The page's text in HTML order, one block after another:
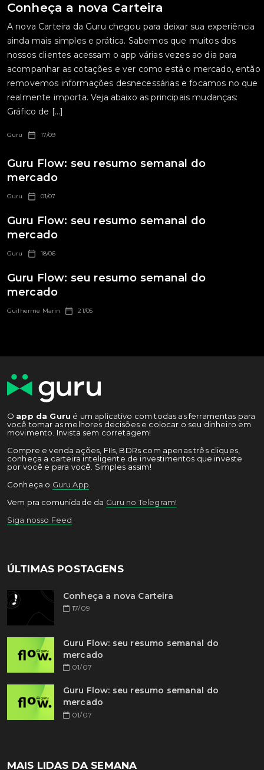
Conheça a nova Carteira
A nova Carteira da Guru chegou para deixar sua experiência
ainda mais simples e prática. Sabemos que muitos dos
nossos clientes acessam o app várias vezes ao dia para
acompanhar as cotações e ver como está o mercado, então
removemos informações desnecessárias e focamos no que
realmente importa. Veja abaixo as principais mudanças:
Gráfico de […]
Guru 17/09
Guru Flow: seu resumo semanal do
mercado
Guru 01/07
Guru Flow: seu resumo semanal do
mercado
Guru 18/06
Guru Flow: seu resumo semanal do
mercado
Guilherme Marin 21/05
O app da Guru é um aplicativo com todas as ferramentas para
você tomar as melhores decisões e colocar o seu dinheiro em
movimento. Invista sem corretagem!
Compre e venda ações, FIIs, BDRs com apenas três cliques,
conheça a carteira inteligente de investimentos que investe
por você e para você. Simples assim!
Conheça o Guru App
Vem pra comunidade da Guru no Telegram!
Siga nosso Feed
ÚLTIMAS POSTAGENS
Conheça a nova Carteira
17/09
Guru Flow: seu resumo semanal do
mercado
01/07
Guru Flow: seu resumo semanal do
mercado
01/07
MAIS LIDAS DA SEMANA